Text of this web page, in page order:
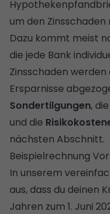
um den
Dazu kommt meist
die jede Bank
Zinsschaden
Ersparnisse
Sondertilgungen, die
und die
nächsten Abschnitt.
Beispielrechnung
In unserem
aus, dass du deinen
Jahren zum 1. Juni